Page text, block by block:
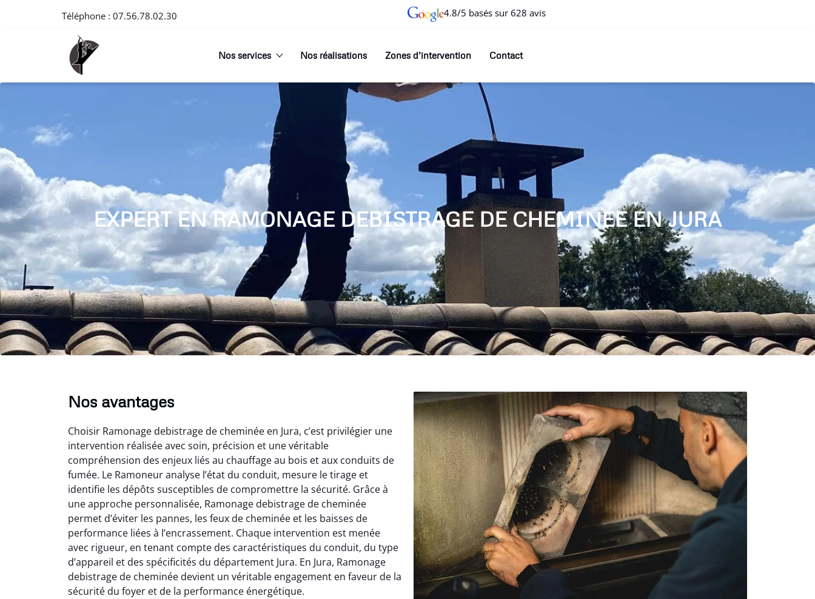
Téléphone : 07.56.78.02.30 4.8/5 basés sur 628 avis
Nos services Nos réalisations Zones d’intervention Contact
EXPERT EN RAMONAGE DEBISTRAGE DE CHEMINÉE EN JURA
Nos avantages
Choisir Ramonage debistrage de cheminée en Jura, c’est privilégier une
intervention réalisée avec soin, précision et une véritable
compréhension des enjeux liés au chauffage au bois et aux conduits de
fumée. Le Ramoneur analyse l’état du conduit, mesure le tirage et
identifie les dépôts susceptibles de compromettre la sécurité. Grâce à
une approche personnalisée, Ramonage debistrage de cheminée
permet d’éviter les pannes, les feux de cheminée et les baisses de
performance liées à l’encrassement. Chaque intervention est menée
avec rigueur, en tenant compte des caractéristiques du conduit, du type
d’appareil et des spécificités du département Jura. En Jura, Ramonage
debistrage de cheminée devient un véritable engagement en faveur de la
sécurité du foyer et de la performance énergétique.